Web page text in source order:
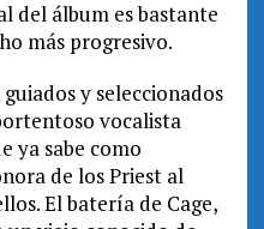
del álbum es bastante
más progresivo.
y seleccionados
vocalista
ya sabe como
de los Priest al
El batería de Cage,